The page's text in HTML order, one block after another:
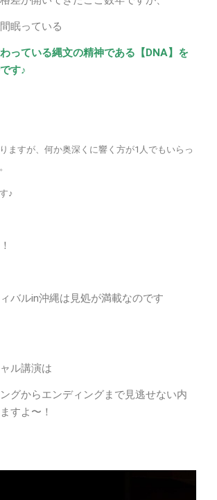
眠っている
っている縄文の精神である【DNA】を
す♪
ますが、何か奥深くに響く方が1人でもいらっ
♪
バルin沖縄は見処が満載なのです
ル講演は
グからエンディングまで見逃せない内
すよ〜！